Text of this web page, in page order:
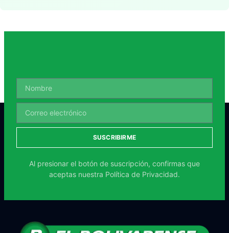
SUSCRIBIRME
Al presionar el botón de suscripción, confirmas que
aceptas nuestra Política de Privacidad.